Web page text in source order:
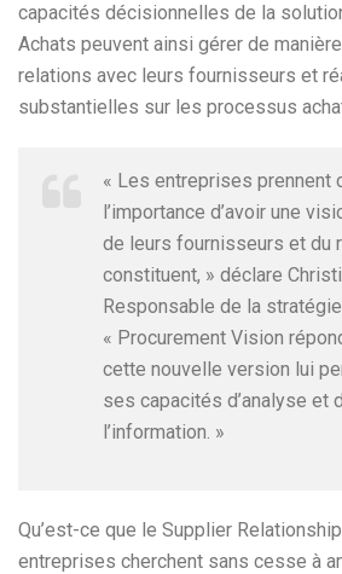
capacités décisionnelles de la
Achats peuvent ainsi gérer de
relations avec leurs fournisseurs et
substantielles sur les processus
« Les entreprises prennent
l’importance d’avoir une
de leurs fournisseurs et du
constituent, » déclare
Responsable de la
« Procurement Vision
cette nouvelle version lui
ses capacités d’analyse et
l’information. »
Qu’est-ce que le Supplier
entreprises cherchent sans cesse à